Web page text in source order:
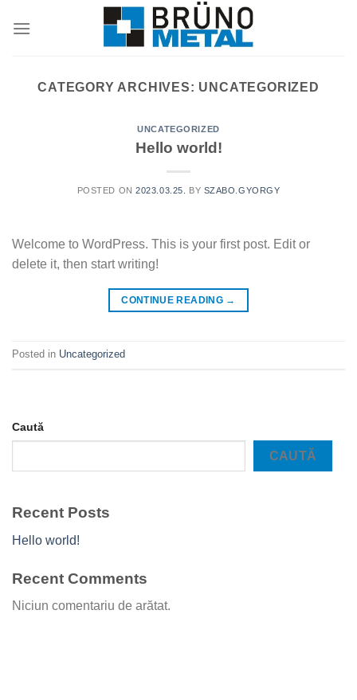
CATEGORY ARCHIVES: UNCATEGORIZED
UNCATEGORIZED
Hello world!
POSTED ON2023.03.25. BY SZABO.GYORGY
Welcome to WordPress. This is your first post. Edit or
delete it, then start writing!
CONTINUE READING →
Posted in Uncategorized
Caută
CAUTĂ
Recent Posts
Hello world!
Recent Comments
Niciun comentariu de arătat.